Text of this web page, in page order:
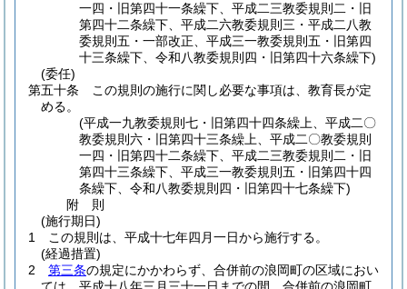
一四・旧第四十一条繰下、平成二三教委規則二・旧
第四十二条繰下、平成二六教委規則三・平成二八教
委規則五・一部改正、平成三一教委規則五・旧第四
十三条繰下、令和八教委規則四・旧第四十六条繰下)
(委任)
第五十条
この規則の施行に関し必要な事項は、教育長が定
める。
(平成一九教委規則七・旧第四十四条繰上、平成二〇
教委規則六・旧第四十三条繰上、平成二〇教委規則
一四・旧第四十二条繰下、平成二三教委規則二・旧
第四十三条繰下、平成三一教委規則五・旧第四十四
条繰下、令和八教委規則四・旧第四十七条繰下)
附 則
(施行期日)
1
この規則は、平成十七年四月一日から施行する。
(経過措置)
2
第三条の規定にかかわらず、合併前の浪岡町の区域におい